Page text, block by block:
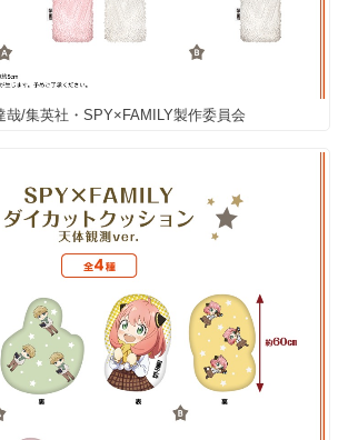
哉/集英社・SPY×FAMILY製作委員会